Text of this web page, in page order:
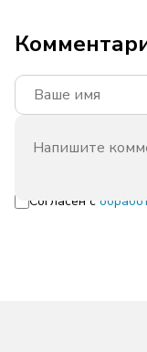
Согласен с